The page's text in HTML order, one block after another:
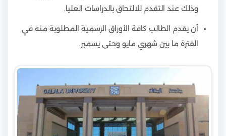
وذلك عند التقدم للالتحاق بالدراسات العليا.
أن يقدم الطالب كافة الأوراق الرسمية المطلوبة منه في
الفترة ما بين شهري مايو وحتى يسمبر.